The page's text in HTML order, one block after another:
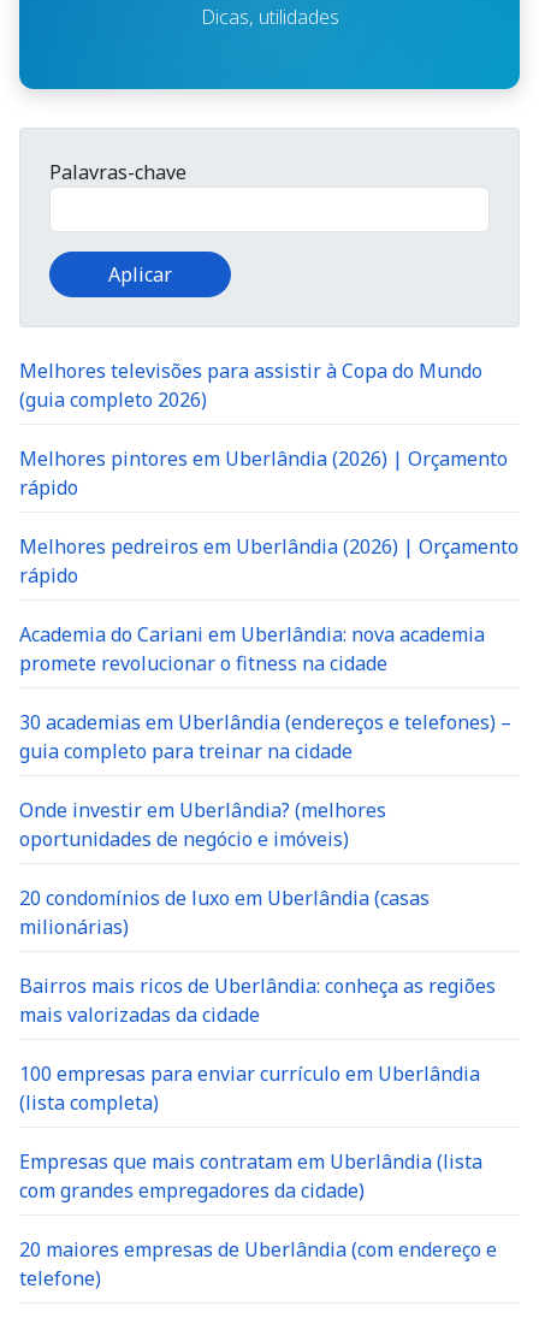
Dicas, utilidades
Palavras-chave
Melhores televisões para assistir à Copa do Mundo
(guia completo 2026)
Melhores pintores em Uberlândia (2026) | Orçamento
rápido
Melhores pedreiros em Uberlândia (2026) | Orçamento
rápido
Academia do Cariani em Uberlândia: nova academia
promete revolucionar o fitness na cidade
30 academias em Uberlândia (endereços e telefones) –
guia completo para treinar na cidade
Onde investir em Uberlândia? (melhores
oportunidades de negócio e imóveis)
20 condomínios de luxo em Uberlândia (casas
milionárias)
Bairros mais ricos de Uberlândia: conheça as regiões
mais valorizadas da cidade
100 empresas para enviar currículo em Uberlândia
(lista completa)
Empresas que mais contratam em Uberlândia (lista
com grandes empregadores da cidade)
20 maiores empresas de Uberlândia (com endereço e
telefone)